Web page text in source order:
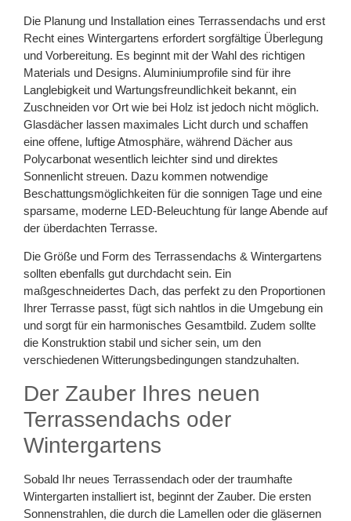
Die Planung und Installation eines Terrassendachs und erst
Recht eines Wintergartens erfordert sorgfältige Überlegung
und Vorbereitung. Es beginnt mit der Wahl des richtigen
Materials und Designs. Aluminiumprofile sind für ihre
Langlebigkeit und Wartungsfreundlichkeit bekannt, ein
Zuschneiden vor Ort wie bei Holz ist jedoch nicht möglich.
Glasdächer lassen maximales Licht durch und schaffen
eine offene, luftige Atmosphäre, während Dächer aus
Polycarbonat wesentlich leichter sind und direktes
Sonnenlicht streuen. Dazu kommen notwendige
Beschattungsmöglichkeiten für die sonnigen Tage und eine
sparsame, moderne LED-Beleuchtung für lange Abende auf
der überdachten Terrasse.
Die Größe und Form des Terrassendachs & Wintergartens
sollten ebenfalls gut durchdacht sein. Ein
maßgeschneidertes Dach, das perfekt zu den Proportionen
Ihrer Terrasse passt, fügt sich nahtlos in die Umgebung ein
und sorgt für ein harmonisches Gesamtbild. Zudem sollte
die Konstruktion stabil und sicher sein, um den
verschiedenen Witterungsbedingungen standzuhalten.
Der Zauber Ihres neuen
Terrassendachs oder
Wintergartens
Sobald Ihr neues Terrassendach oder der traumhafte
Wintergarten installiert ist, beginnt der Zauber. Die ersten
Sonnenstrahlen, die durch die Lamellen oder die gläsernen